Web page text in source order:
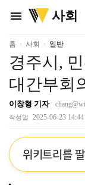
menu
위
키
리
사회
홈 사회 일반
경주시,
대간부회
이창형 기자
작성일 2025-06-23 14:44
위키트리를